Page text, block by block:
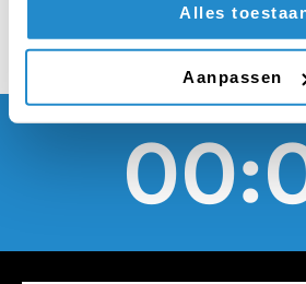
Alles
Aanpassen